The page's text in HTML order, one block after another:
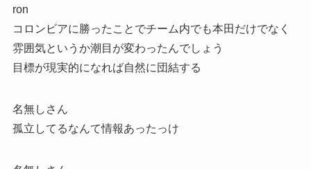
ron
コロンビアに勝ったことでチーム内でも本田だけでなく
雰囲気というか潮目が変わったんでしょう
目標が現実的になれば自然に団結する
名無しさん
孤立してるなんて情報あったっけ